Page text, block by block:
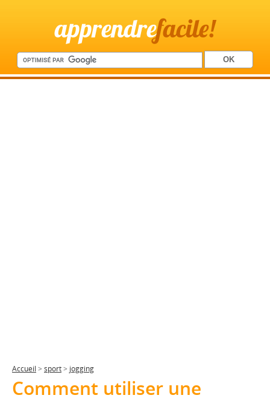
apprendrefacile!
Accueil > sport> jogging
Comment utiliser une